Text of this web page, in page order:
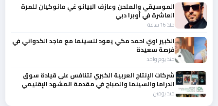
الموسيقي والملحن وعازف البيانو غي مانوكيان للمرة
العاشرة في أوبرا دبي
منذ 16 ساعة
الكبير اوي احمد مكي يعود للسينما مع ماجد الكدواني في
فرصة سعيدة
منذ يوم واحد
شركات الإنتاج العربية الكبري تتنافس على قيادة سوق
الدراما والسينما والصباح في مقدمة المشهد الإقليمي
منذ يومين